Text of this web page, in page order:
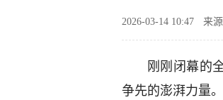
2026-03-14 10:47 来
刚刚闭幕的
争先的澎湃力量。